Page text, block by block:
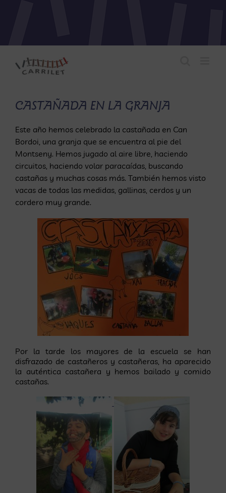
CASTAÑADA EN LA GRANJA
Este año hemos celebrado la castañada en Can
Bordoi, una granja que se encuentra al pie del
Montseny. Hemos jugado al aire libre, haciendo
circuitos, haciendo volar paracaídas, buscando
castañas y muchas cosas más. También hemos visto
vacas de todas las medidas, gallinas, cerdos y un
cordero muy grande.
Por la tarde los mayores de la escuela se han
disfrazado de castañeros y castañeras, ha aparecido
la auténtica castañera y hemos bailado y comido
castañas.